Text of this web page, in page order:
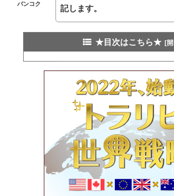
バンコク
記します。
★目次はこちら★